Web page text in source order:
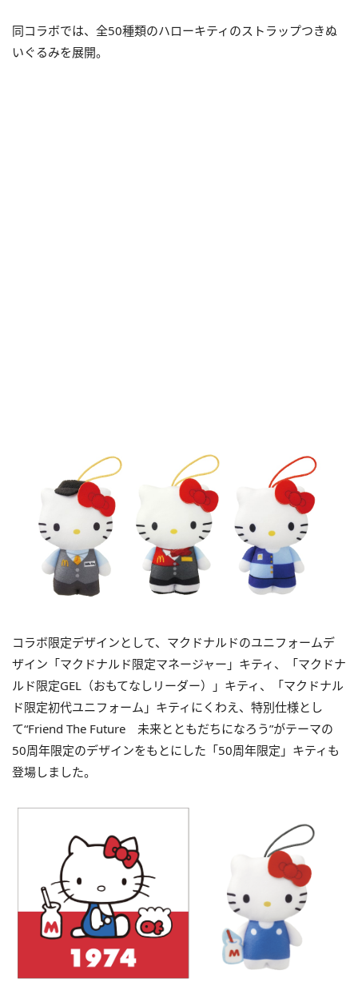
同コラボでは、全50種類のハローキティのストラップつきぬ
いぐるみを展開。
コラボ限定デザインとして、マクドナルドのユニフォームデ
ザイン「マクドナルド限定マネージャー」キティ、「マクドナ
ルド限定GEL（おもてなしリーダー）」キティ、「マクドナル
ド限定初代ユニフォーム」キティにくわえ、特別仕様とし
て“Friend The Future 未来とともだちになろう”がテーマの
50周年限定のデザインをもとにした「50周年限定」キティも
登場しました。